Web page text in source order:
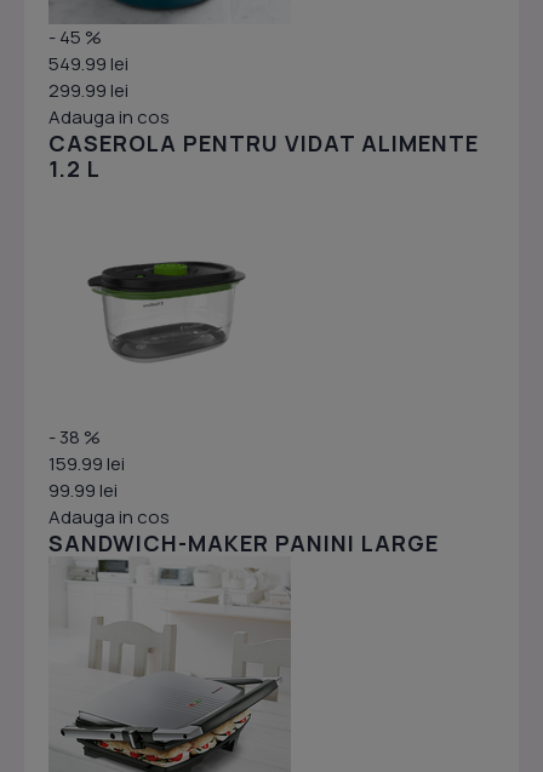
- 45 %
549.99 lei
299.99 lei
Adauga in cos
CASEROLA PENTRU VIDAT ALIMENTE
1.2 L
- 38 %
159.99 lei
99.99 lei
Adauga in cos
SANDWICH-MAKER PANINI LARGE